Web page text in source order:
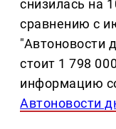
снизилась на
сравнению с
"Автоновости
стоит 1 798
информацию
Автоновости